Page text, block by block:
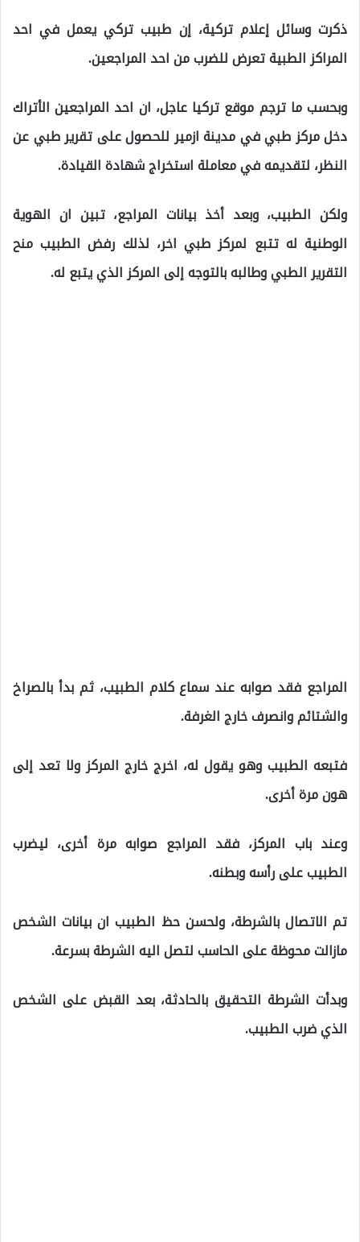
ذكرت وسائل إعلام تركية، إن طبيب تركي يعمل في احد
المراكز الطبية تعرض للضرب من احد المراجعين.
وبحسب ما ترجم موقع تركيا عاجل، ان احد المراجعين الأتراك
دخل مركز طبي في مدينة ازمير للحصول على تقرير طبي عن
النظر، لتقديمه في معاملة استخراج شهادة القيادة.
ولكن الطبيب، وبعد أخذ بيانات المراجع، تبين ان الهوية
الوطنية له تتبع لمركز طبي اخر، لذلك رفض الطبيب منح
التقرير الطبي وطالبه بالتوجه إلى المركز الذي يتبع له.
المراجع فقد صوابه عند سماع كلام الطبيب، ثم بدأ بالصراخ
والشتائم وانصرف خارج الغرفة.
فتبعه الطبيب وهو يقول له، اخرج خارج المركز ولا تعد إلى
هون مرة أخرى.
وعند باب المركز، فقد المراجع صوابه مرة أخرى، ليضرب
الطبيب على رأسه وبطنه.
تم الاتصال بالشرطة، ولحسن حظ الطبيب ان بيانات الشخص
مازالت محوظة على الحاسب لتصل اليه الشرطة بسرعة.
وبدأت الشرطة التحقيق بالحادثة، بعد القبض على الشخص
الذي ضرب الطبيب.